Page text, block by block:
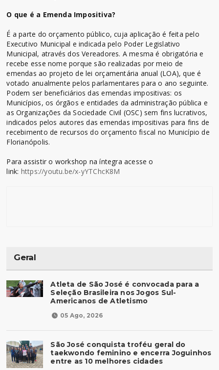
O que é a Emenda Impositiva?
É a parte do orçamento público, cuja aplicação é feita pelo
Executivo Municipal e indicada pelo Poder Legislativo
Municipal, através dos Vereadores. A mesma é obrigatória e
recebe esse nome porque são realizadas por meio de
emendas ao projeto de lei orçamentária anual (LOA), que é
votado anualmente pelos parlamentares para o ano seguinte.
Podem ser beneficiários das emendas impositivas: os
Municípios, os órgãos e entidades da administração pública e
as Organizações da Sociedade Civil (OSC) sem fins lucrativos,
indicados pelos autores das emendas impositivas para fins de
recebimento de recursos do orçamento fiscal no Município de
Florianópolis.
Para assistir o workshop na íntegra acesse o
link: https://youtu.be/x-yYTChcK8M
Geral
Atleta de São José é convocada para a
Seleção Brasileira nos Jogos Sul-
Americanos de Atletismo
05 Ago, 2026
São José conquista troféu geral do
taekwondo feminino e encerra Joguinhos
entre as 10 melhores cidades